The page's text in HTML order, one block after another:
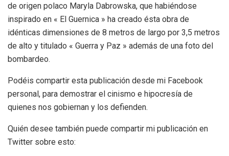
de origen polaco Maryla Dabrowska, que habiéndose
inspirado en « El Guernica » ha creado ésta obra de
idénticas dimensiones de 8 metros de largo por 3,5 metros
de alto y titulado « Guerra y Paz » además de una foto del
bombardeo.
Podéis compartir esta publicación desde mi Facebook
personal, para demostrar el cinismo e hipocresía de
quienes nos gobiernan y los defienden.
Quién desee también puede compartir mi publicación en
Twitter sobre esto: